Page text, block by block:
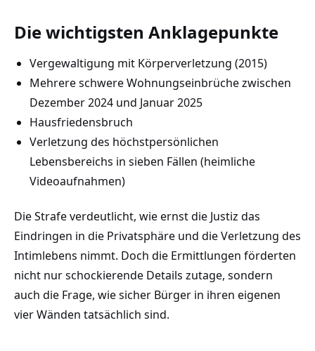
Die wichtigsten Anklagepunkte
Vergewaltigung mit Körperverletzung (2015)
Mehrere schwere Wohnungseinbrüche zwischen
Dezember 2024 und Januar 2025
Hausfriedensbruch
Verletzung des höchstpersönlichen
Lebensbereichs in sieben Fällen (heimliche
Videoaufnahmen)
Die Strafe verdeutlicht, wie ernst die Justiz das
Eindringen in die Privatsphäre und die Verletzung des
Intimlebens nimmt. Doch die Ermittlungen förderten
nicht nur schockierende Details zutage, sondern
auch die Frage, wie sicher Bürger in ihren eigenen
vier Wänden tatsächlich sind.